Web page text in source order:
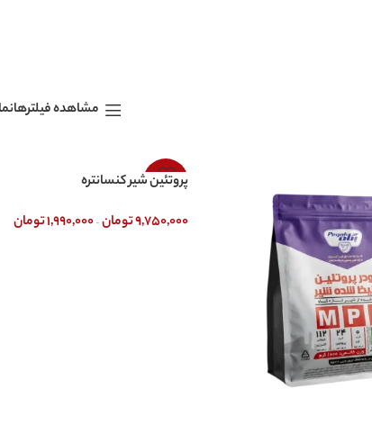
مشاهده فیلترها
-9%
پروتئین شیر کنسانتره
۹,۷۵۰,۰۰۰تومان–۱,۹۹۰,۰۰۰تومان